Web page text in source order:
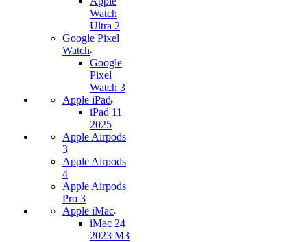
Watch
Ultra 2
Google Pixel
Watch
Google
Pixel
Watch 3
Apple iPad
iPad 11
2025
Apple Airpods
3
Apple Airpods
4
Apple Airpods
Pro 3
Apple iMac
iMac 24
2023 M3